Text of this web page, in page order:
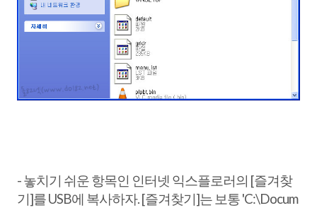
- 놓치기 쉬운 항목인 인터넷 익스플로러의 [즐겨찾
기]를 USB에 복사하자. [즐겨찾기]는 보통 'C:\Docum